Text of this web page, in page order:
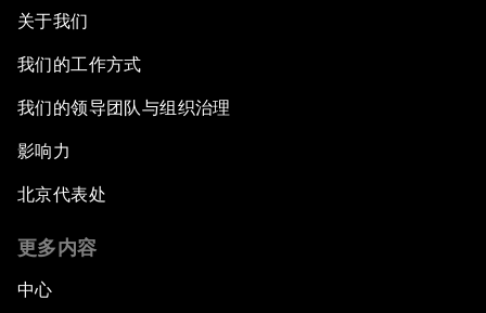
关于我们
我们的工作方式
我们的领导团队与组织治理
影响力
北京代表处
更多内容
中心